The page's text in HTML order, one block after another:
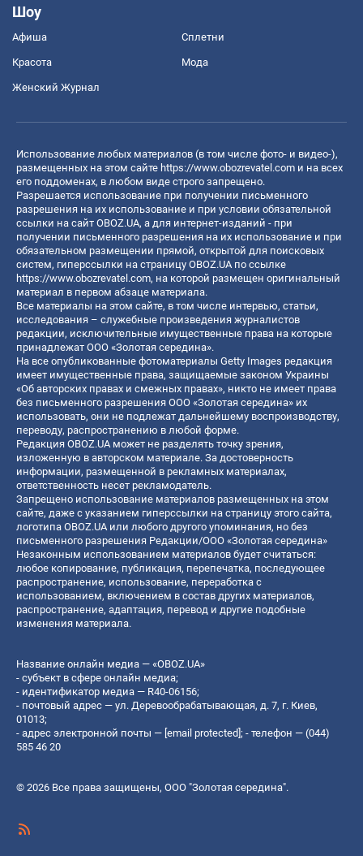
Шоу
Афиша Сплетни
Красота Мода
Женский Журнал
Использование любых материалов (в том числе фото- и видео-),
размещенных на этом сайте https://www.obozrevatel.com и на всех
его поддоменах, в любом виде строго запрещено.
Разрешается использование при получении письменного
разрешения на их использование и при условии обязательной
ссылки на сайт OBOZ.UA, а для интернет-изданий - при
получении письменного разрешения на их использование и при
обязательном размещении прямой, открытой для поисковых
систем, гиперссылки на страницу OBOZ.UA по ссылке
https://www.obozrevatel.com, на которой размещен оригинальный
материал в первом абзаце материала.
Все материалы на этом сайте, в том числе интервью, статьи,
исследования – служебные произведения журналистов
редакции, исключительные имущественные права на которые
принадлежат ООО «Золотая середина».
На все опубликованные фотоматериалы Getty Images редакция
имеет имущественные права, защищаемые законом Украины
«Об авторских правах и смежных правах», никто не имеет права
без письменного разрешения ООО «Золотая середина» их
использовать, они не подлежат дальнейшему воспроизводству,
переводу, распространению в любой форме.
Редакция OBOZ.UA может не разделять точку зрения,
изложенную в авторском материале. За достоверность
информации, размещенной в рекламных материалах,
ответственность несет рекламодатель.
Запрещено использование материалов размещенных на этом
сайте, даже с указанием гиперссылки на страницу этого сайта,
логотипа OBOZ.UA или любого другого упоминания, но без
письменного разрешения Редакции/ООО «Золотая середина»
Незаконным использованием материалов будет считаться:
любое копирование, публикация, перепечатка, последующее
распространение, использование, переработка с
использованием, включением в состав других материалов,
распространение, адаптация, перевод и другие подобные
изменения материала.
Название онлайн медиа — «OBOZ.UA»
- субъект в сфере онлайн медиа;
- идентификатор медиа — R40-06156;
- почтовый адрес — ул. Деревообрабатывающая, д. 7, г. Киев,
01013;
- адрес электронной почты — [email protected] ; - телефон — (044)
585 46 20
© 2026 Все права защищены, ООО "Золотая середина".